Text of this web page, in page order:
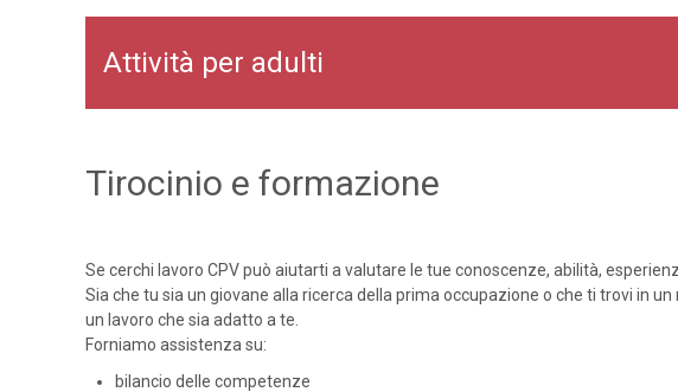
Attività per adulti
Tirocinio e formazione
Se cerchi lavoro CPV può aiutarti a valutare le tue conoscenze, abilità,
Sia che tu sia un giovane alla ricerca della prima occupazione o che ti trovi in
un lavoro che sia adatto a te.
Forniamo assistenza su:
bilancio delle competenze